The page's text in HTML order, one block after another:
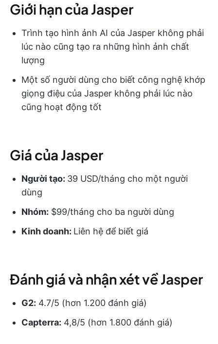
Giới hạn của Jasper
Trình tạo hình ảnh AI của Jasper không phải
lúc nào cũng tạo ra những hình ảnh chất
lượng
Một số người dùng cho biết công nghệ khớp
giọng điệu của Jasper không phải lúc nào
cũng hoạt động tốt
Giá của Jasper
Người tạo: 39 USD/tháng cho một người
dùng
Nhóm: $99/tháng cho ba người dùng
Kinh doanh: Liên hệ để biết giá
Đánh giá và nhận xét về Jasper
G2: 4.7/5 (hơn 1.200 đánh giá)
Capterra: 4,8/5 (hơn 1.800 đánh giá)